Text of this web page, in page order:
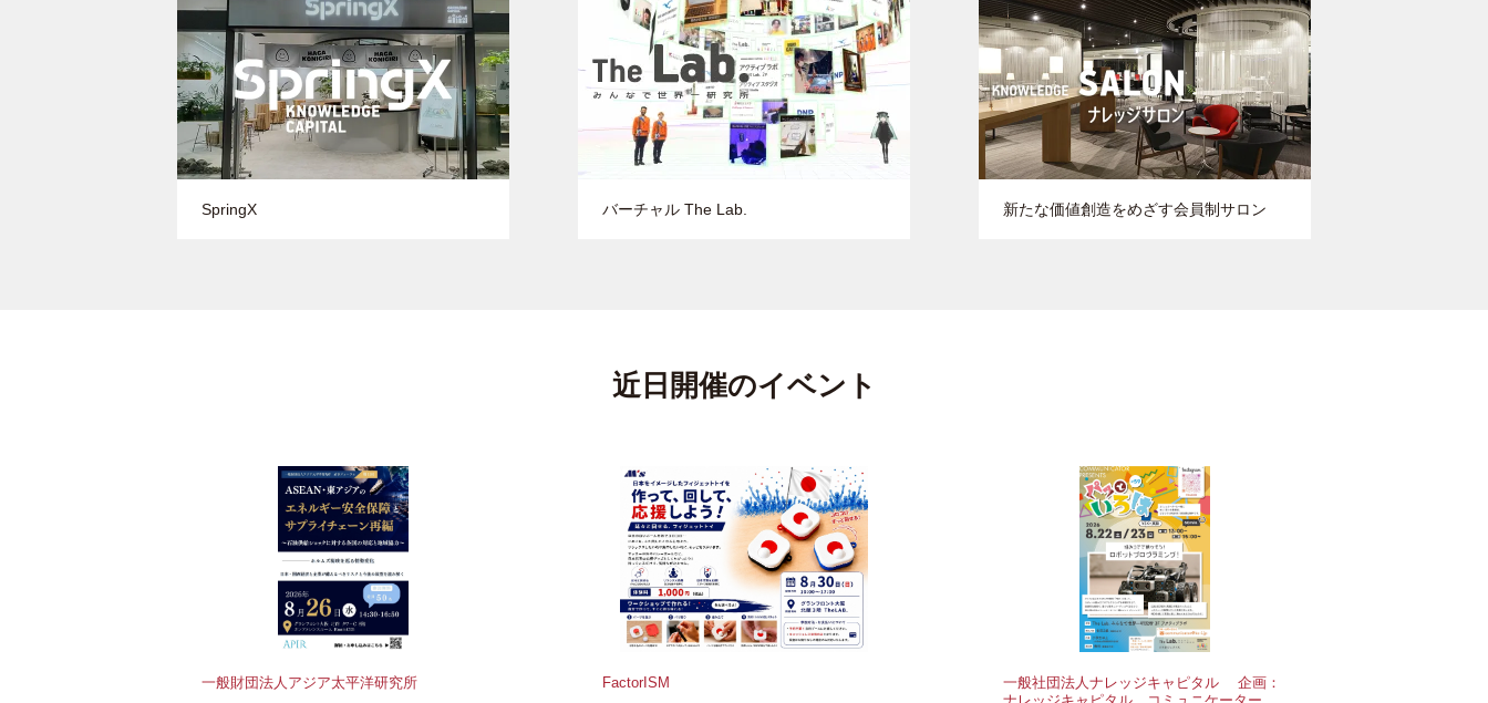
SpringX バーチャル The Lab. 新たな価値創造をめざす会員制サロン
近日開催のイベント
一般財団法人アジア太平洋研究所
FactorISM
一般社団法人ナレッジキャピタル 企画：